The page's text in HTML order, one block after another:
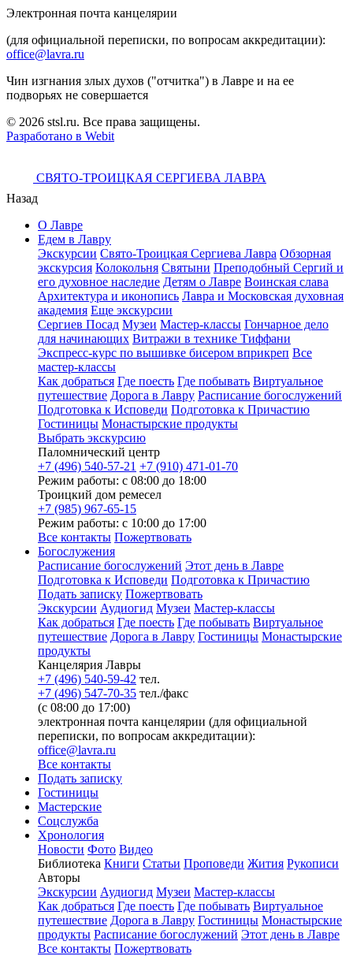
Электронная почта канцелярии
(для официальной переписки, по вопросам аккредитации):
office@lavra.ru
Чин изгнания злых духов ("отчитка") в Лавре и на ее
подворьях не совершается
© 2026 stsl.ru. Все права защищены.
Разработано в Webit
СВЯТО-ТРОИЦКАЯ СЕРГИЕВА ЛАВРА
Назад
О Лавре
Едем в Лавру
Экскурсии Свято-Троицкая Сергиева Лавра Обзорная
экскурсия Колокольня Святыни Преподобный Сергий и
его духовное наследие Детям о Лавре Воинская слава
Архитектура и иконопись Лавра и Московская духовная
академия Еще экскурсии
Сергиев Посад Музеи Мастер-классы Гончарное дело
для начинающих Витражи в технике Тиффани
Экспресс-курс по вышивке бисером вприкреп Все
мастер-классы
Как добраться Где поесть Где побывать Виртуальное
путешествие Дорога в Лавру Расписание богослужений
Подготовка к Исповеди Подготовка к Причастию
Гостиницы Монастырские продукты
Выбрать экскурсию
Паломнический центр
+7 (496) 540-57-21 +7 (910) 471-01-70
Режим работы: с 08:00 до 18:00
Троицкий дом ремесел
+7 (985) 967-65-15
Режим работы: с 10:00 до 17:00
Все контакты Пожертвовать
Богослужения
Расписание богослужений Этот день в Лавре
Подготовка к Исповеди Подготовка к Причастию
Подать записку Пожертвовать
Экскурсии Аудиогид Музеи Мастер-классы
Как добраться Где поесть Где побывать Виртуальное
путешествие Дорога в Лавру Гостиницы Монастырские
продукты
Канцелярия Лавры
+7 (496) 540-59-42 тел.
+7 (496) 547-70-35 тел./факс
(с 08:00 до 17:00)
электронная почта канцелярии (для официальной
переписки, по вопросам аккредитации):
office@lavra.ru
Все контакты
Подать записку
Гостиницы
Мастерские
Соцслужба
Хронология
Новости Фото Видео
Библиотека Книги Статьи Проповеди Жития Рукописи
Авторы
Экскурсии Аудиогид Музеи Мастер-классы
Как добраться Где поесть Где побывать Виртуальное
путешествие Дорога в Лавру Гостиницы Монастырские
продукты Расписание богослужений Этот день в Лавре
Все контакты Пожертвовать